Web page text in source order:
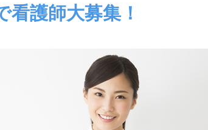
看護師大募集！